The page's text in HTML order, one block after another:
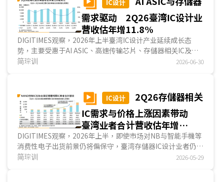
IC设计
需求驱动 2Q26臺湾IC设计业
营收估年增11.8%
DIGITIMES观察，2026年上半臺湾IC设计产业延续成长态
势，主要受惠于AI ASIC、高速传输芯片、存儲器相关IC及显
示驱动IC需求增温。产业成长动能高度集中于少数巨头，前十
ASIC专案放量、存儲器相关IC需求持续强劲，以及显示驱动IC
市场回温带动下，臺湾IC设计业者合计营收可望突破120亿美
元，年增11.8%。...
简琮训 2026-06-30
IC设计
2Q26存儲器相关
IC需求与价格上涨因素带动
臺湾业者合计营收估年增
244.8%
DIGITIMES观察，2026年上半，即使市场对NB与智能手機等
消费性电子出货前景仍将偏保守，臺湾存儲器IC设计业者仍受
惠于HBM排挤效应、NAND Flash与DRAM价格大幅上涨，以
简琮训 2026-05-29